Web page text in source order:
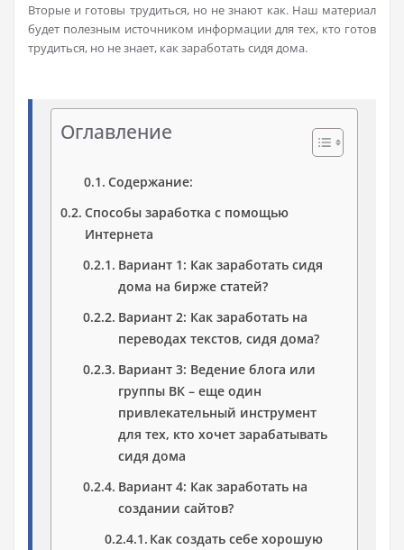
Вторые и готовы трудиться, но не знают как. Наш материал
будет полезным источником информации для тех, кто готов
трудиться, но не знает, как заработать сидя дома.
Оглавление
Содержание:
Способы заработка с помощью
Интернета
Вариант 1: Как заработать сидя
дома на бирже статей?
Вариант 2: Как заработать на
переводах текстов, сидя дома?
Вариант 3: Ведение блога или
группы ВК – еще один
привлекательный инструмент
для тех, кто хочет зарабатывать
сидя дома
Вариант 4: Как заработать на
создании сайтов?
Как создать себе хорошую